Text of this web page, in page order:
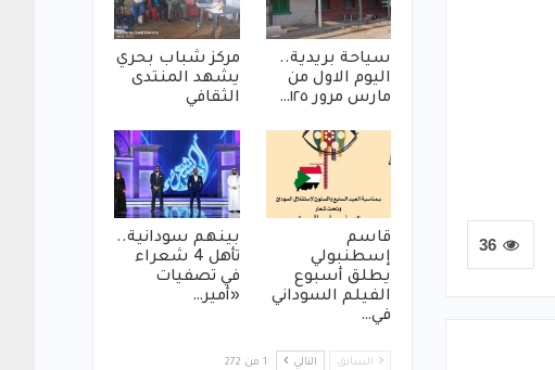
36
سياحة بريدية..
اليوم الاول من
مارس مرور ١٢٥…
مركز شباب بحري
يشهد المنتدى
الثقافي
قاسم
إسطنبولي
يطلق أسبوع
الفيلم السوداني
في…
بينهم سودانية..
تأهل 4 شعراء
في تصفيات
«أمير…
السابق التالي 1 من 272